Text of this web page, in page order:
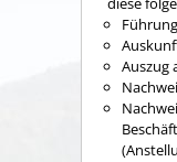
Auszug